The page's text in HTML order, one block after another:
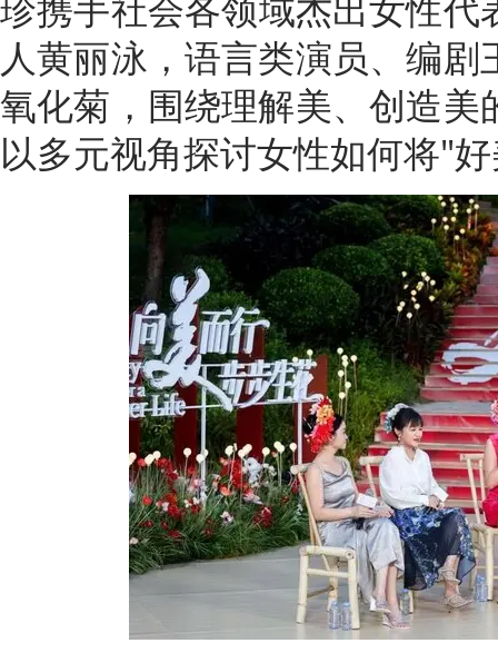
人黄丽泳，语言类演员、编
氧化菊，围绕理解美、创造
以多元视角探讨女性如何将"